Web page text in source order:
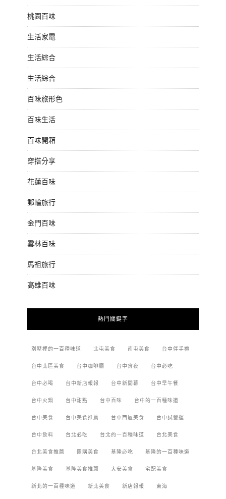
桃園百味
生活家電
生活綜合
生活綜合
百味旅形色
百味生活
百味開箱
穿搭分享
花蓮百味
郵輪旅行
金門百味
雲林百味
馬祖旅行
高雄百味
熱門關鍵字
別墅裡的一百種味道 北屯美食 南屯美食 台中伴手禮
台中北區美食 台中咖啡廳 台中宵夜 台中必吃
台中必喝 台中新店報報 台中新開幕 台中早午餐
台中火鍋 台中甜點 台中百味 台中的一百種味道
台中美食 台中美食推薦 台中西區美食 台中試營運
台中飲料 台北必吃 台北的一百種味道 台北美食
台北美食推薦 團購美食 基隆必吃 基隆的一百種味道
基隆美食 基隆美食推薦 大安美食 宅配美食
新北的一百種味道 新北美食 新店報報 東海